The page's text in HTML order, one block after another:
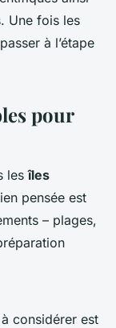
Une fois les
à l’étape
pour
lesîles
pensée est
– plages,
considérer est